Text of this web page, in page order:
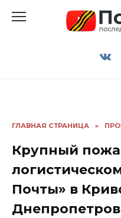
ГЛАВНАЯ СТРАНИЦА »
Крупный
Почты» в